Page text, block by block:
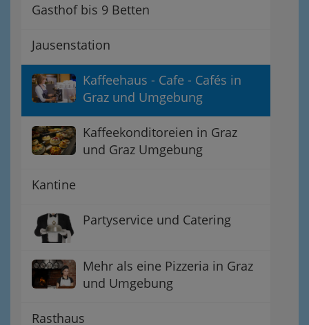
Gasthof bis 9 Betten
Jausenstation
Kaffeehaus - Cafe - Cafés in
Graz und Umgebung
Kaffeekonditoreien in Graz
und Graz Umgebung
Kantine
Partyservice und Catering
Mehr als eine Pizzeria in Graz
und Umgebung
Rasthaus